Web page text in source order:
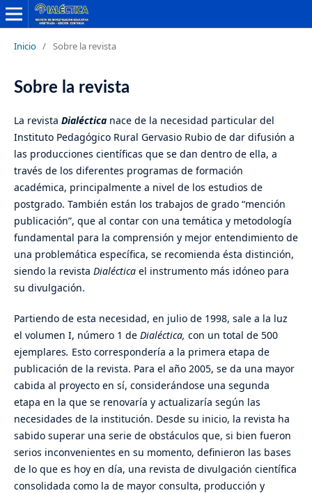
Inicio / Sobre la revista
Sobre la revista
La revista Dialécticanace de la necesidad particular del
Instituto Pedagógico Rural Gervasio Rubio de dar difusión a
las producciones científicas que se dan dentro de ella, a
través de los diferentes programas de formación
académica, principalmente a nivel de los estudios de
postgrado. También están los trabajos de grado “mención
publicación”, que al contar con una temática y metodología
fundamental para la comprensión y mejor entendimiento de
una problemática específica, se recomienda ésta distinción,
siendo la revista Dialécticael instrumento más idóneo para
su divulgación.
Partiendo de esta necesidad, en julio de 1998, sale a la luz
el volumen I, número 1 de Dialéctica, con un total de 500
ejemplares. Esto correspondería a la primera etapa de
publicación de la revista. Para el año 2005, se da una mayor
cabida al proyecto en sí, considerándose una segunda
etapa en la que se renovaría y actualizaría según las
necesidades de la institución. Desde su inicio, la revista ha
sabido superar una serie de obstáculos que, si bien fueron
serios inconvenientes en su momento, definieron las bases
de lo que es hoy en día, una revista de divulgación científica
consolidada como la de mayor consulta, producción y